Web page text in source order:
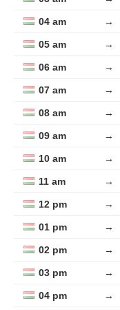
04 am →
05 am →
06 am →
07 am →
08 am →
09 am →
10 am →
11 am →
12 pm →
01 pm →
02 pm →
03 pm →
04 pm →